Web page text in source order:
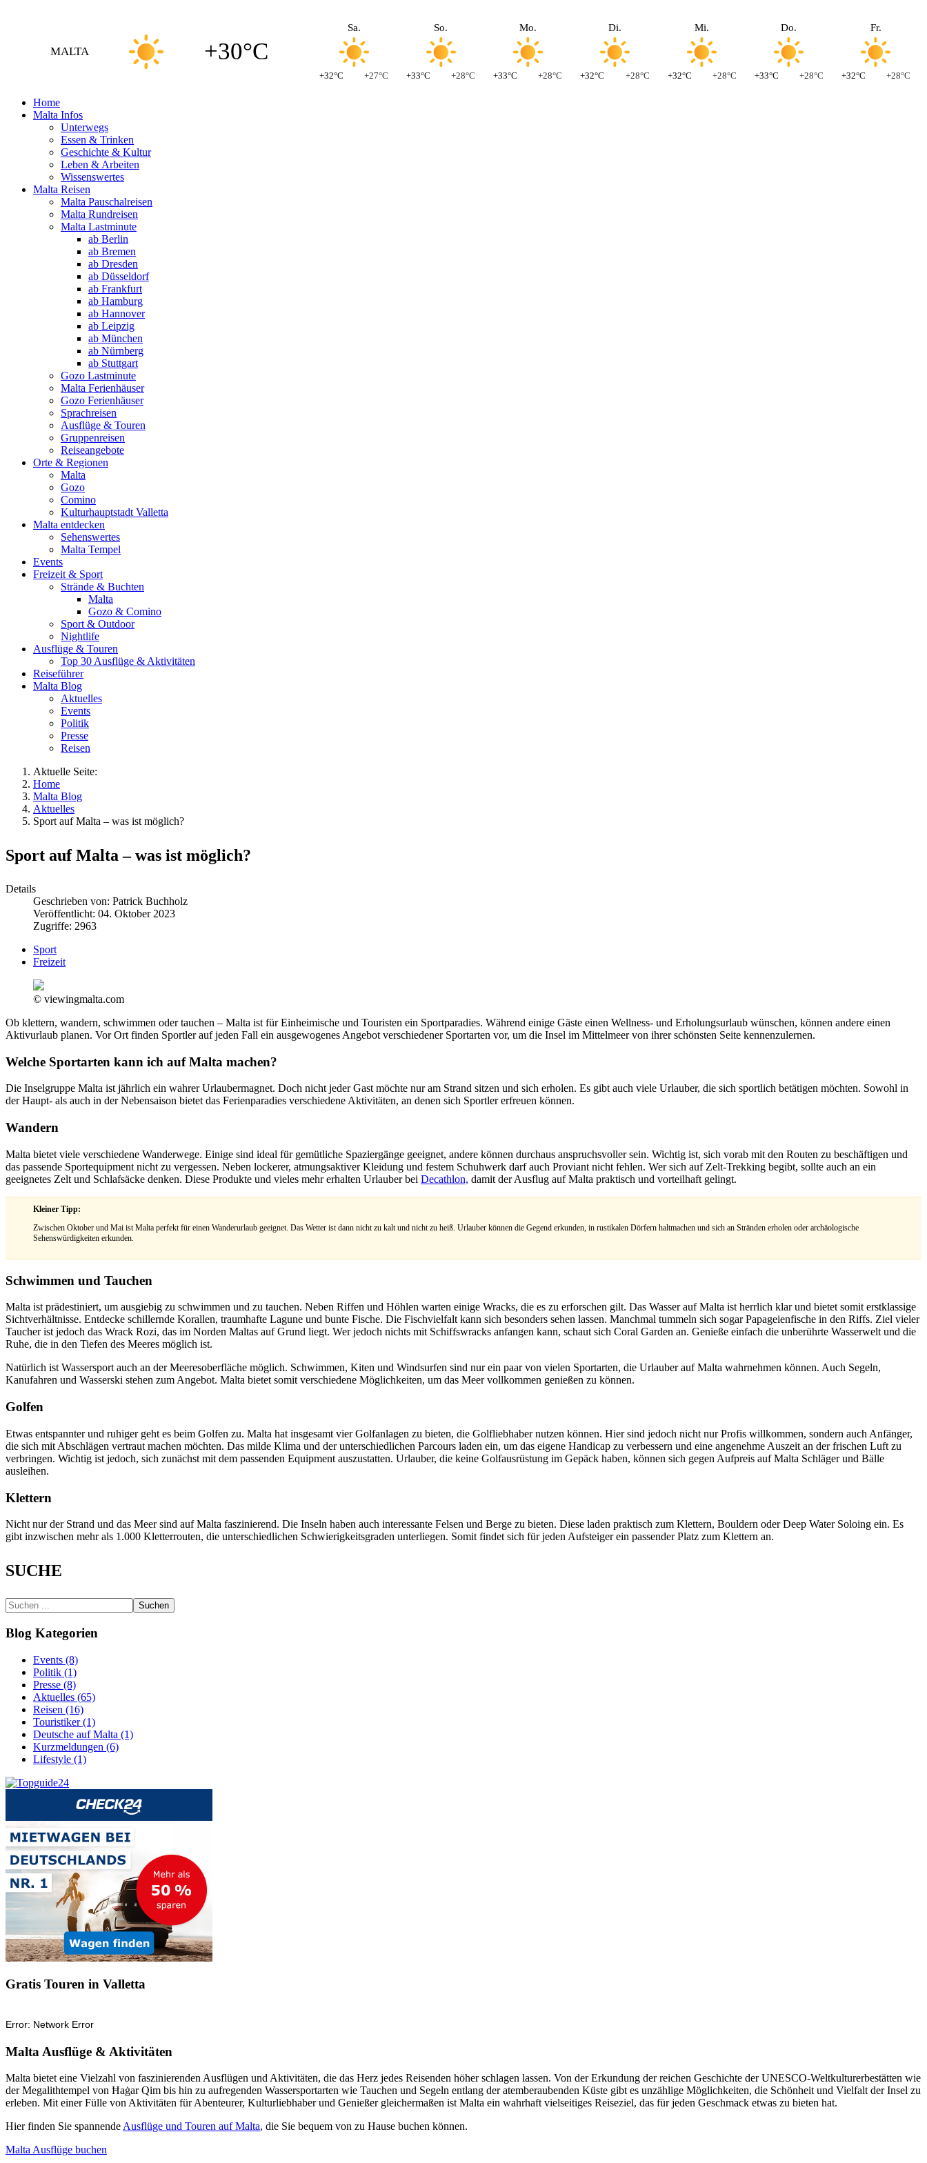
MALTA +30°C
Sa.
+32°C +27°C
So.
+33°C +28°C
Mo.
+33°C +28°C
Di.
+32°C +28°C
Mi.
+32°C +28°C
Do.
+33°C +28°C
Fr.
+32°C +28°C
Home
Malta Infos
Unterwegs
Essen & Trinken
Geschichte & Kultur
Leben & Arbeiten
Wissenswertes
Malta Reisen
Malta Pauschalreisen
Malta Rundreisen
Malta Lastminute
ab Berlin
ab Bremen
ab Dresden
ab Düsseldorf
ab Frankfurt
ab Hamburg
ab Hannover
ab Leipzig
ab München
ab Nürnberg
ab Stuttgart
Gozo Lastminute
Malta Ferienhäuser
Gozo Ferienhäuser
Sprachreisen
Ausflüge & Touren
Gruppenreisen
Reiseangebote
Orte & Regionen
Malta
Gozo
Comino
Kulturhauptstadt Valletta
Malta entdecken
Sehenswertes
Malta Tempel
Events
Freizeit & Sport
Strände & Buchten
Malta
Gozo & Comino
Sport & Outdoor
Nightlife
Ausflüge & Touren
Top 30 Ausflüge & Aktivitäten
Reiseführer
Malta Blog
Aktuelles
Events
Politik
Presse
Reisen
Aktuelle Seite:
Home
Malta Blog
Aktuelles
Sport auf Malta – was ist möglich?
Sport auf Malta – was ist möglich?
Details
Geschrieben von: Patrick Buchholz
Veröffentlicht: 04. Oktober 2023
Zugriffe: 2963
Sport
Freizeit
© viewingmalta.com
Ob klettern, wandern, schwimmen oder tauchen – Malta ist für Einheimische und Touristen ein Sportparadies. Während einige Gäste einen Wellness- und Erholungsurlaub wünschen, können andere einen
Aktivurlaub planen. Vor Ort finden Sportler auf jeden Fall ein ausgewogenes Angebot verschiedener Sportarten vor, um die Insel im Mittelmeer von ihrer schönsten Seite kennenzulernen.
Welche Sportarten kann ich auf Malta machen?
Die Inselgruppe Malta ist jährlich ein wahrer Urlaubermagnet. Doch nicht jeder Gast möchte nur am Strand sitzen und sich erholen. Es gibt auch viele Urlauber, die sich sportlich betätigen möchten. Sowohl in
der Haupt- als auch in der Nebensaison bietet das Ferienparadies verschiedene Aktivitäten, an denen sich Sportler erfreuen können.
Wandern
Malta bietet viele verschiedene Wanderwege. Einige sind ideal für gemütliche Spaziergänge geeignet, andere können durchaus anspruchsvoller sein. Wichtig ist, sich vorab mit den Routen zu beschäftigen und
das passende Sportequipment nicht zu vergessen. Neben lockerer, atmungsaktiver Kleidung und festem Schuhwerk darf auch Proviant nicht fehlen. Wer sich auf Zelt-Trekking begibt, sollte auch an ein
geeignetes Zelt und Schlafsäcke denken. Diese Produkte und vieles mehr erhalten Urlauber bei Decathlon, damit der Ausflug auf Malta praktisch und vorteilhaft gelingt.
Kleiner Tipp:
Zwischen Oktober und Mai ist Malta perfekt für einen Wanderurlaub geeignet. Das Wetter ist dann nicht zu kalt und nicht zu heiß. Urlauber können die Gegend erkunden, in rustikalen Dörfern haltmachen und sich an Stränden erholen oder archäologische
Sehenswürdigkeiten erkunden.
Schwimmen und Tauchen
Malta ist prädestiniert, um ausgiebig zu schwimmen und zu tauchen. Neben Riffen und Höhlen warten einige Wracks, die es zu erforschen gilt. Das Wasser auf Malta ist herrlich klar und bietet somit erstklassige
Sichtverhältnisse. Entdecke schillernde Korallen, traumhafte Lagune und bunte Fische. Die Fischvielfalt kann sich besonders sehen lassen. Manchmal tummeln sich sogar Papageienfische in den Riffs. Ziel vieler
Taucher ist jedoch das Wrack Rozi, das im Norden Maltas auf Grund liegt. Wer jedoch nichts mit Schiffswracks anfangen kann, schaut sich Coral Garden an. Genieße einfach die unberührte Wasserwelt und die
Ruhe, die in den Tiefen des Meeres möglich ist.
Natürlich ist Wassersport auch an der Meeresoberfläche möglich. Schwimmen, Kiten und Windsurfen sind nur ein paar von vielen Sportarten, die Urlauber auf Malta wahrnehmen können. Auch Segeln,
Kanufahren und Wasserski stehen zum Angebot. Malta bietet somit verschiedene Möglichkeiten, um das Meer vollkommen genießen zu können.
Golfen
Etwas entspannter und ruhiger geht es beim Golfen zu. Malta hat insgesamt vier Golfanlagen zu bieten, die Golfliebhaber nutzen können. Hier sind jedoch nicht nur Profis willkommen, sondern auch Anfänger,
die sich mit Abschlägen vertraut machen möchten. Das milde Klima und der unterschiedlichen Parcours laden ein, um das eigene Handicap zu verbessern und eine angenehme Auszeit an der frischen Luft zu
verbringen. Wichtig ist jedoch, sich zunächst mit dem passenden Equipment auszustatten. Urlauber, die keine Golfausrüstung im Gepäck haben, können sich gegen Aufpreis auf Malta Schläger und Bälle
ausleihen.
Klettern
Nicht nur der Strand und das Meer sind auf Malta faszinierend. Die Inseln haben auch interessante Felsen und Berge zu bieten. Diese laden praktisch zum Klettern, Bouldern oder Deep Water Soloing ein. Es
gibt inzwischen mehr als 1.000 Kletterrouten, die unterschiedlichen Schwierigkeitsgraden unterliegen. Somit findet sich für jeden Aufsteiger ein passender Platz zum Klettern an.
SUCHE
Suchen
Blog Kategorien
Events (8)
Politik (1)
Presse (8)
Aktuelles (65)
Reisen (16)
Touristiker (1)
Deutsche auf Malta (1)
Kurzmeldungen (6)
Lifestyle (1)
Gratis Touren in Valletta
Malta Ausflüge & Aktivitäten
Malta bietet eine Vielzahl von faszinierenden Ausflügen und Aktivitäten, die das Herz jedes Reisenden höher schlagen lassen. Von der Erkundung der reichen Geschichte der UNESCO-Weltkulturerbestätten wie
der Megalithtempel von Ħaġar Qim bis hin zu aufregenden Wassersportarten wie Tauchen und Segeln entlang der atemberaubenden Küste gibt es unzählige Möglichkeiten, die Schönheit und Vielfalt der Insel zu
erleben. Mit einer Fülle von Aktivitäten für Abenteurer, Kulturliebhaber und Genießer gleichermaßen ist Malta ein wahrhaft vielseitiges Reiseziel, das für jeden Geschmack etwas zu bieten hat.
Hier finden Sie spannendeAusflüge und Touren auf Malta, die Sie bequem von zu Hause buchen können.
Malta Ausflüge buchen